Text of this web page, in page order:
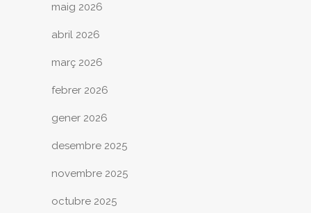
maig 2026
abril 2026
març 2026
febrer 2026
gener 2026
desembre 2025
novembre 2025
octubre 2025